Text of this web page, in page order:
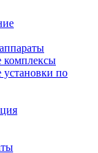
комплексы
установки по